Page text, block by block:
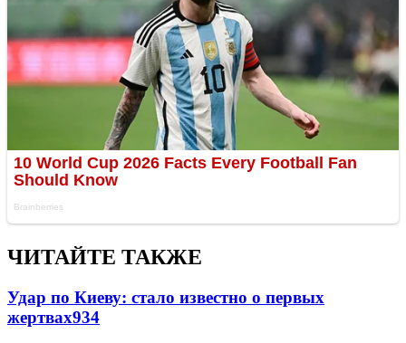
ЧИТАЙТЕ ТАКЖЕ
Удар по Киеву: стало известно о первых
жертвах934